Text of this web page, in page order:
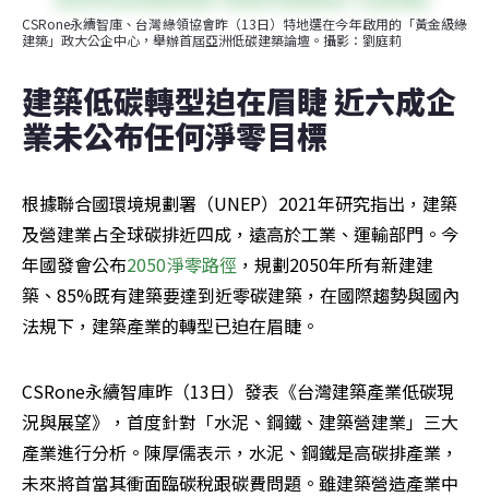
CSRone永續智庫、台灣綠領協會昨（13日）特地選在今年啟用的「黃金級綠
建築」政大公企中心，舉辦首屆亞洲低碳建築論壇。攝影：劉庭莉
建築低碳轉型迫在眉睫 近六成企
業未公布任何淨零目標
根據聯合國環境規劃署（UNEP）2021年研究指出，建築
及營建業占全球碳排近四成，遠高於工業、運輸部門。今
年國發會公布2050淨零路徑 ，規劃2050年所有新建建
築、85%既有建築要達到近零碳建築，在國際趨勢與國內
法規下，建築產業的轉型已迫在眉睫。
CSRone永續智庫昨（13日）發表《台灣建築產業低碳現
況與展望》，首度針對「水泥、鋼鐵、建築營建業」三大
產業進行分析。陳厚儒表示，水泥、鋼鐵是高碳排產業，
未來將首當其衝面臨碳稅跟碳費問題。雖建築營造產業中